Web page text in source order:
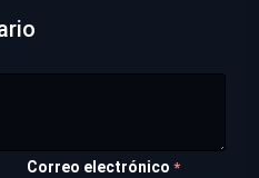
Correo electrónico *